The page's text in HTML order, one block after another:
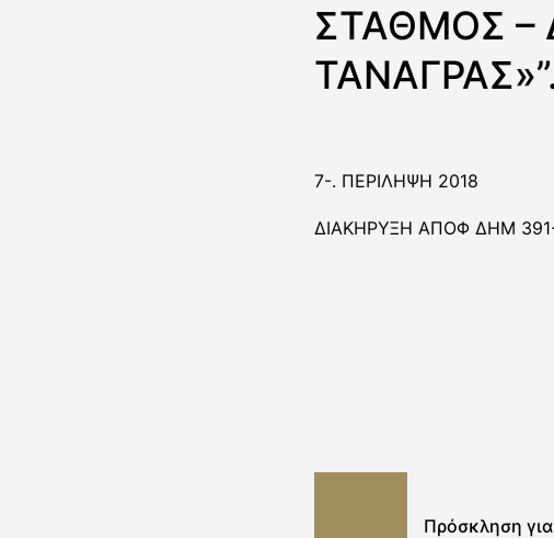
ΣΤΑΘΜΟΣ –
7-. ΠΕΡΙΛΗΨΗ 2018
ΔΙΑΚΗΡΥΞΗ ΑΠΟΦ ΔΗΜ
Πρόσκληση